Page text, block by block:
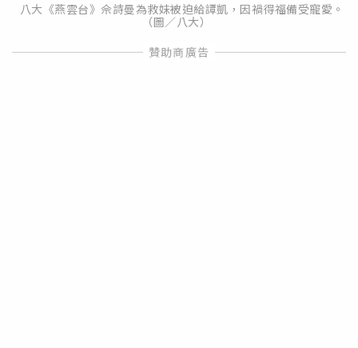
八大《燕雲台》佘詩曼為救妹被迫給譚凱，因禍得福備受寵愛。
（圖／八大）